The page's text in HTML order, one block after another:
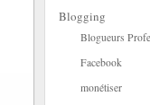
Blogging
Blogueurs
Facebook
monétiser